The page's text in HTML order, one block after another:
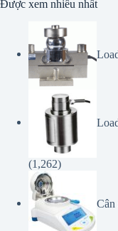
(1,262)
(1,127)